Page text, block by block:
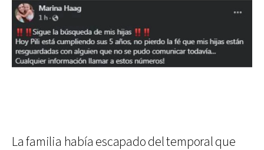
La familia había escapado del temporal que